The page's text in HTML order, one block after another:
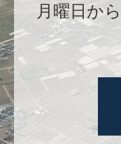
月曜日か